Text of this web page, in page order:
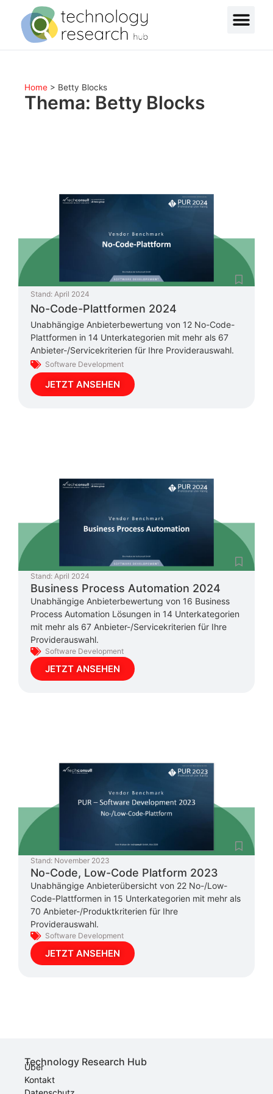
Home > Betty Blocks
Thema: Betty Blocks
Stand: April 2024
No-Code-Plattformen 2024
Unabhängige Anbieterbewertung von 12 No-Code-
Plattformen in 14 Unterkategorien mit mehr als 67
Anbieter-/Servicekriterien für Ihre Providerauswahl.
Software Development
JETZT ANSEHEN
Stand: April 2024
Business Process Automation 2024
Unabhängige Anbieterbewertung von 16 Business
Process Automation Lösungen in 14 Unterkategorien
mit mehr als 67 Anbieter-/Servicekriterien für Ihre
Providerauswahl.
Software Development
JETZT ANSEHEN
Stand: November 2023
No-Code, Low-Code Platform 2023
Unabhängige Anbieterübersicht von 22 No-/Low-
Code-Plattformen in 15 Unterkategorien mit mehr als
70 Anbieter-/Produktkriterien für Ihre
Providerauswahl.
Software Development
JETZT ANSEHEN
Technology Research Hub
Über
Kontakt